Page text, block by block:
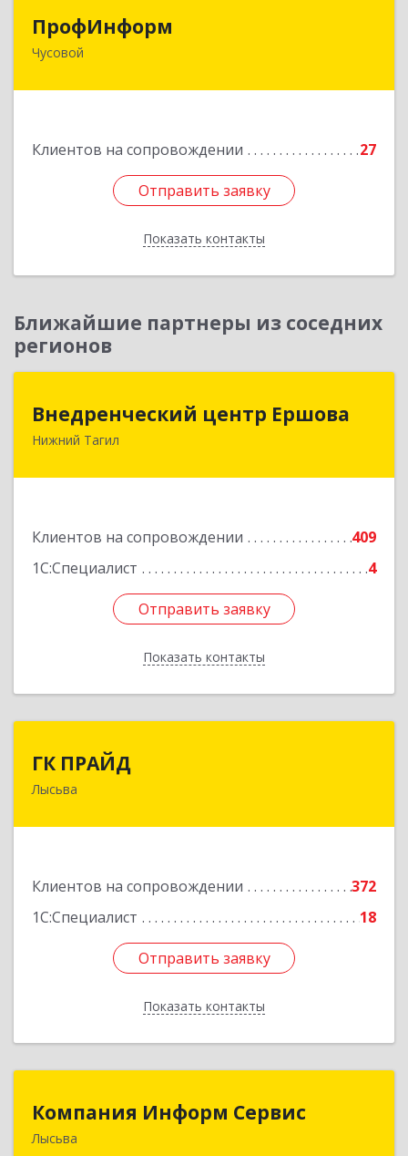
ПрофИнформ
Чусовой
Клиентов на сопровождении 27
Отправить заявку
Показать контакты
618204, Пермский край, г.о. Чусовской, Чусовой
Отправить заявку
Назад
Ближайшие партнеры из соседних
регионов
Внедренческий центр Ершова
Нижний Тагил
Клиентов на сопровождении
409
1С:Специалист
4
Отправить заявку
Показать контакты
Внедренческий центр Ершова
622030, Свердловская обл, Нижний Тагил г,
Отправить заявку
Назад
ГК ПРАЙД
Лысьва
Клиентов на сопровождении
372
1С:Специалист
18
Отправить заявку
Показать контакты
618909, Пермский край, Лысьва г, Репина ул,
Отправить заявку
Назад
Компания Информ Сервис
Лысьва
Компания Информ Сервис
618909, Пермский край, Лысьва г, Металлистов